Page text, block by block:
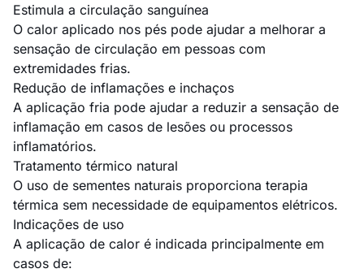
Estimula a circulação sanguínea
O calor aplicado nos pés pode ajudar a melhorar a
sensação de circulação em pessoas com
extremidades frias.
Redução de inflamações e inchaços
A aplicação fria pode ajudar a reduzir a sensação de
inflamação em casos de lesões ou processos
inflamatórios.
Tratamento térmico natural
O uso de sementes naturais proporciona terapia
térmica sem necessidade de equipamentos elétricos.
Indicações de uso
A aplicação de calor é indicada principalmente em
casos de: